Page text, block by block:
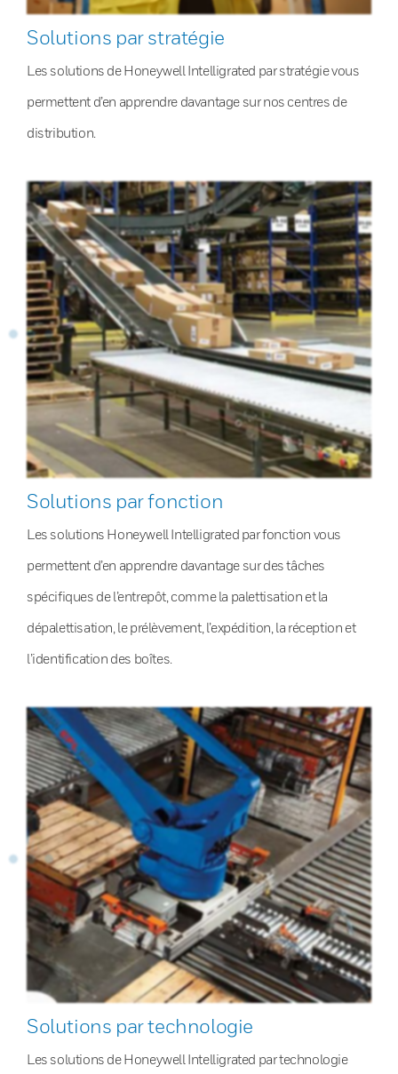
Solutions par stratégie
Les solutions de Honeywell Intelligrated par stratégie vous
permettent d’en apprendre davantage sur nos centres de
distribution.
Solutions par fonction
Les solutions Honeywell Intelligrated par fonction vous
permettent d’en apprendre davantage sur des tâches
spécifiques de l’entrepôt, comme la palettisation et la
dépalettisation, le prélèvement, l’expédition, la réception et
l’identification des boîtes.
Solutions par technologie
Les solutions de Honeywell Intelligrated par technologie